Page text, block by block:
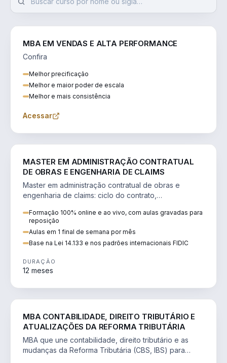
MBA EM VENDAS E ALTA PERFORMANCE
Confira
Melhor precificação
Melhor e maior poder de escala
Melhor e mais consistência
Acessar
MASTER EM ADMINISTRAÇÃO CONTRATUAL
DE OBRAS E ENGENHARIA DE CLAIMS
Master em administração contratual de obras e
engenharia de claims: ciclo do contrato,
Formação 100% online e ao vivo, com aulas gravadas para
reposição
Aulas em 1 final de semana por mês
Base na Lei 14.133 e nos padrões internacionais FIDIC
DURAÇÃO
12 meses
MBA CONTABILIDADE, DIREITO TRIBUTÁRIO E
ATUALIZAÇÕES DA REFORMA TRIBUTÁRIA
MBA que une contabilidade, direito tributário e as
mudanças da Reforma Tributária (CBS, IBS) para